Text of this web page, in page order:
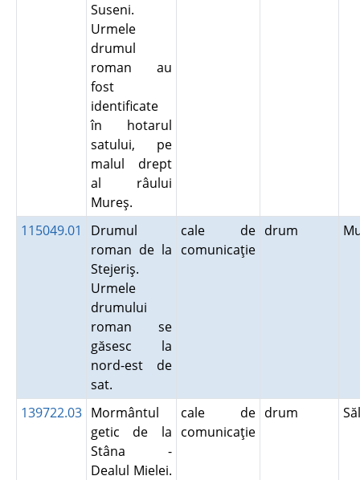
Suseni.
Urmele
drumul
roman au
fost
identificate
în hotarul
satului, pe
malul drept
al râului
Mureş.
115049.01
Drumul
roman de la
Stejeriş.
Urmele
drumului
roman se
găsesc la
nord-est de
sat.
cale de
comunicaţie
drum
139722.03 Mormântul
getic de la
Stâna -
Dealul Mielei.
cale de
comunicaţie
drum